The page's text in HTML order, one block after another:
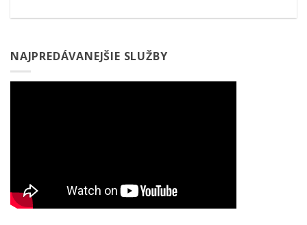
NAJPREDÁVANEJŠIE SLUŽBY